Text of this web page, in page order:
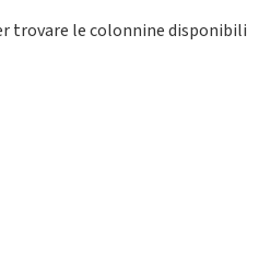
trovare le colonnine disponibili